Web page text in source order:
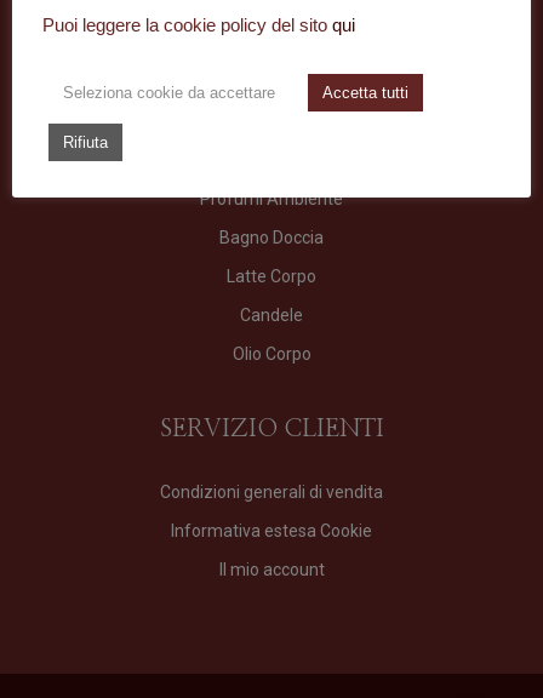
65122 Pescara PE
TIPOLOGIE
Profumi Ambiente
Bagno Doccia
Latte Corpo
Candele
Olio Corpo
SERVIZIO CLIENTI
Condizioni generali di vendita
Informativa estesa Cookie
Il mio account
Puoi leggere la cookie policy del sito qui
Seleziona cookie da accettare Accetta tutti
Rifiuta